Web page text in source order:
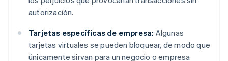
autorización.
Tarjetas específicas de empresa: Algunas
tarjetas virtuales se pueden bloquear, de modo que
únicamente sirvan para un negocio o empresa